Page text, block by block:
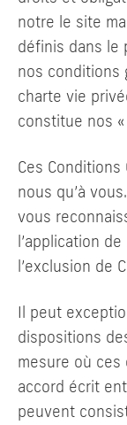
notre le site
définis dans le
nos conditions
charte vie
constitue nos
Ces Conditions
nous qu’à
vous
l’application
l’exclusion de
Il peut
dispositions
mesure où ces
accord écrit
peuvent